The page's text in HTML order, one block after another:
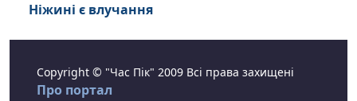
Ніжині є влучання
Copyright © "Час Пік" 2009 Всі права захищені
Про портал